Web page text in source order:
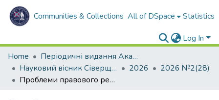
Communities & Collections All of DSpace Statistics
Log In
Home
Періодичні видання Академії
Науковий вісник Сіверщини. Серія: Право.
2026
2026 №2(28)
Проблеми правового регулювання адміністративної відповідальності за перевищення військовою службовою особою влади чи службових повноважень (ст. 172-14 КУпАП)